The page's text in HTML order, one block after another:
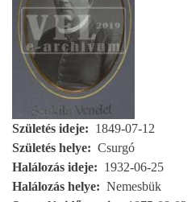
Születés ideje
1849-07-12
Születés helye
Csurgó
Halálozás ideje
1932-06-25
Halálozás helye
Nemesbük